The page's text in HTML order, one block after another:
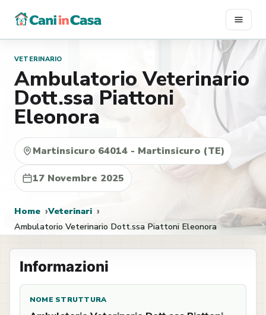
contenuto
VETERINARIO
Ambulatorio Veterinario
Dott.ssa Piattoni
Eleonora
Martinsicuro 64014 - Martinsicuro (TE)
17 Novembre 2025
Home
Veterinari
Ambulatorio Veterinario Dott.ssa Piattoni Eleonora
Informazioni
NOME STRUTTURA